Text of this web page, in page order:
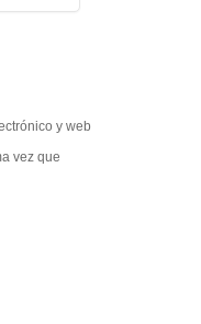
y web
vez que